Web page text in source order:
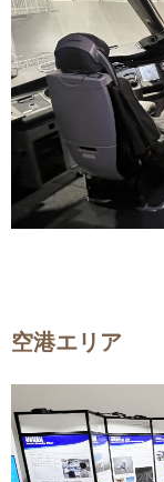
空港エリア